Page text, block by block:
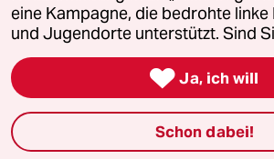
Leitlinie Informant Datenschutz
Seitenwende Einwilligungen
eine Kampagne, die bedrohte linke
und Jugendorte unterstützt. Sind
 Ja, ich will
Schon dabei!